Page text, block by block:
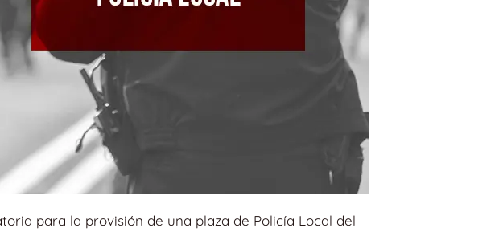
para la provisión de una plaza de Policía Local del